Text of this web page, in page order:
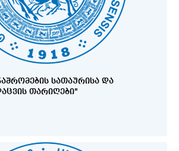
ᲡᲐᲗᲐᲣᲠᲘᲡᲐ ᲓᲐ
ᲗᲐᲠᲘᲦᲔᲑᲘ"